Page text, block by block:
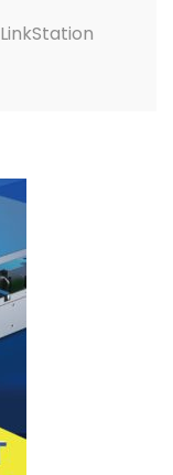
LinkStation